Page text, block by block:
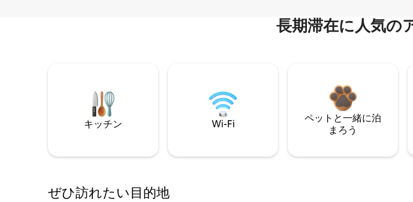
長期滞在に人気の
キッチン Wi-Fi
ペットと一緒に泊
まろう
ぜひ訪⁠れ⁠た⁠い目⁠的⁠地